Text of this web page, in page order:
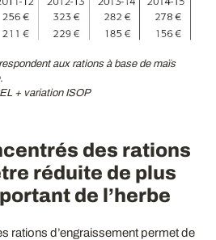
aux rations à base de maïs
+ variation ISOP
des rations
réduite de plus
de l’herbe
rations d’engraissement permet de